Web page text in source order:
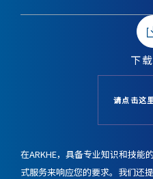
下
请点击这
在ARKHE，具备专业知识和技能
式服务来响应您的要求。 我们还